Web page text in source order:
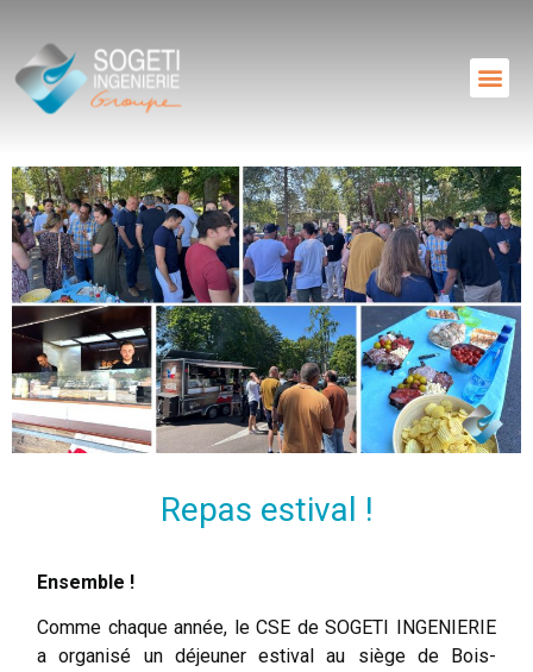
Repas estival !
Ensemble !
Comme chaque année, le CSE de SOGETI INGENIERIE
a organisé un déjeuner estival au siège de Bois-